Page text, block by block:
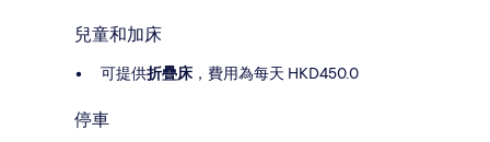
兒童和加床
可提供折疊床 ，費用為每天 HKD450.0
停車